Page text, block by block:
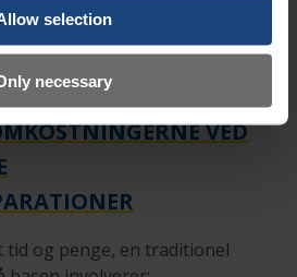
selection
necessary
VED
og penge, en traditionel